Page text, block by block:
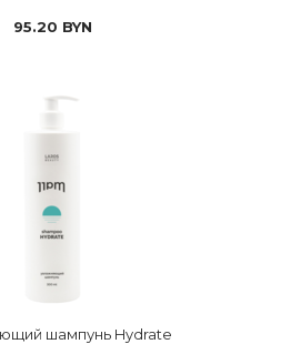
95.20 BYN
шампунь Hydrate